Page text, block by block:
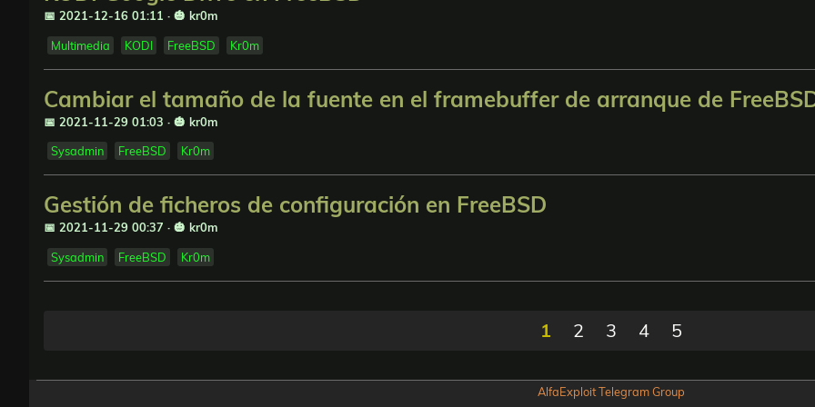
📅 2021-12-16 01:11 · 🎃 kr0m
Multimedia KODI FreeBSD Kr0m
Cambiar el tamaño de la fuente en el framebuffer de arranque de
📅 2021-11-29 01:03 · 🎃 kr0m
Sysadmin FreeBSD Kr0m
Gestión de ficheros de configuración en FreeBSD
📅 2021-11-29 00:37 · 🎃 kr0m
Sysadmin FreeBSD Kr0m
1 2 3 4 5
AlfaExploit Telegram Group